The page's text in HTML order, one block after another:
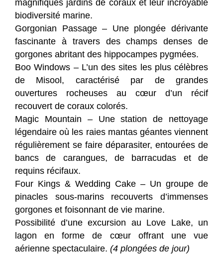
magnifiques jardins de coraux et leur incroyable
biodiversité marine.
Gorgonian Passage – Une plongée dérivante
fascinante à travers des champs denses de
gorgones abritant des hippocampes pygmées.
Boo Windows – L’un des sites les plus célèbres
de Misool, caractérisé par de grandes
ouvertures rocheuses au cœur d’un récif
recouvert de coraux colorés.
Magic Mountain – Une station de nettoyage
légendaire où les raies mantas géantes viennent
régulièrement se faire déparasiter, entourées de
bancs de carangues, de barracudas et de
requins récifaux.
Four Kings & Wedding Cake – Un groupe de
pinacles sous-marins recouverts d’immenses
gorgones et foisonnant de vie marine.
Possibilité d’une excursion au Love Lake, un
lagon en forme de cœur offrant une vue
aérienne spectaculaire. (4 plongées de jour)